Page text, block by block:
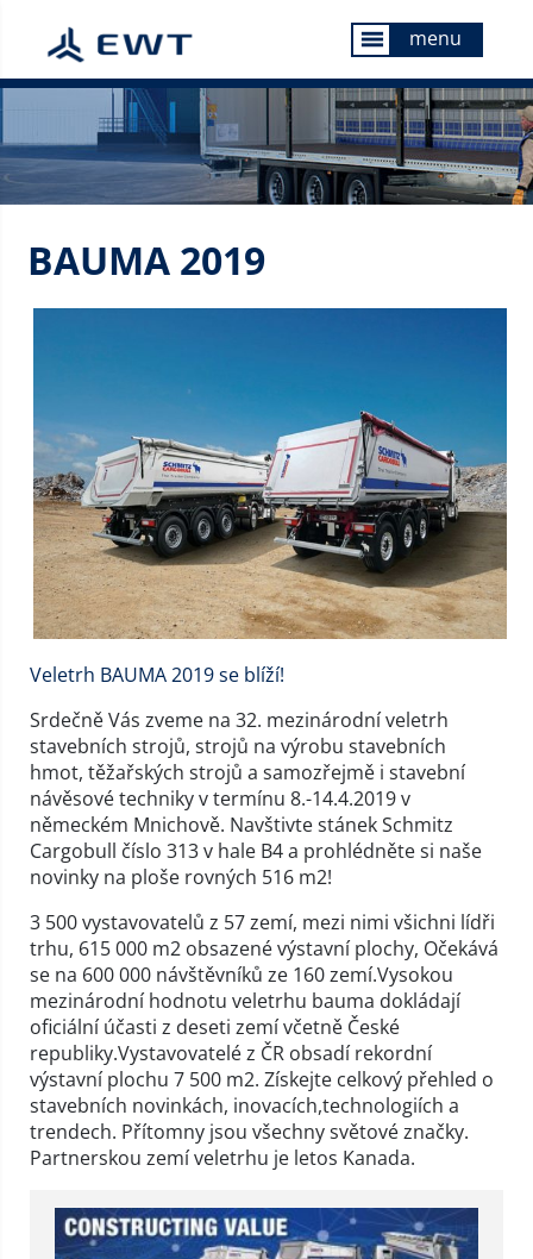
menu menu
BAUMA 2019
Veletrh BAUMA 2019 se blíží!
Srdečně Vás zveme na 32. mezinárodní veletrh
stavebních strojů, strojů na výrobu stavebních
hmot, těžařských strojů a samozřejmě i stavební
návěsové techniky v termínu 8.-14.4.2019 v
německém Mnichově. Navštivte stánek Schmitz
Cargobull číslo 313v hale B4 a prohlédněte si naše
novinky na ploše rovných 516 m2!
3 500 vystavovatelů z 57 zemí, mezi nimi všichni lídři
trhu, 615 000 m2 obsazené výstavní plochy, Očekává
se na 600 000 návštěvníků ze 160 zemí.Vysokou
mezinárodní hodnotu veletrhu bauma dokládají
oficiální účasti z deseti zemí včetně České
republiky.Vystavovatelé z ČR obsadí rekordní
výstavní plochu 7 500 m2. Získejte celkový přehled o
stavebních novinkách, inovacích,technologiích a
trendech. Přítomny jsou všechny světové značky.
Partnerskou zemí veletrhu je letos Kanada.